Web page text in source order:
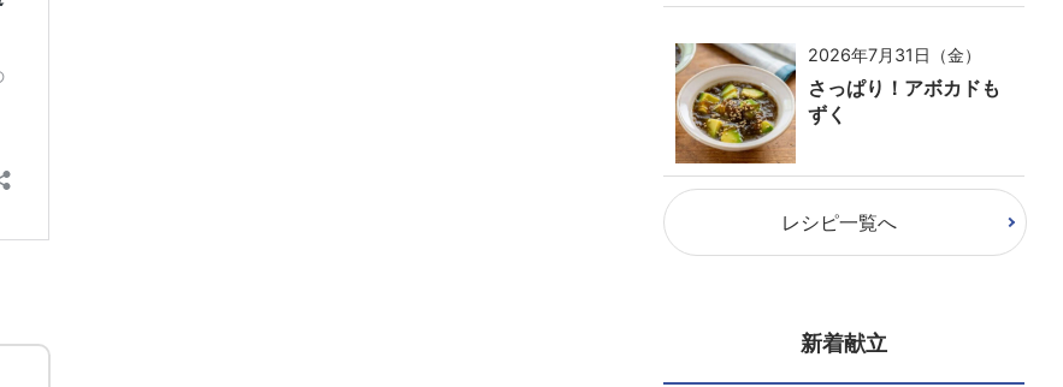
2026年7月31日（金）
さっぱり！アボカドも
ずく
レシピ一覧へ
新着献立